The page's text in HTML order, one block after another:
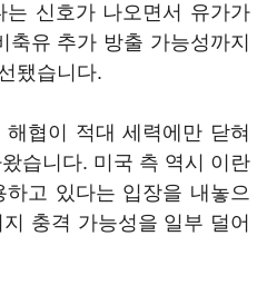
신호가 나오면서 유가가
유 추가 방출 가능성까지
됐습니다.
협이 적대 세력에만 닫혀
습니다. 미국 측 역시 이란
고 있다는 입장을 내놓으
충격 가능성을 일부 덜어